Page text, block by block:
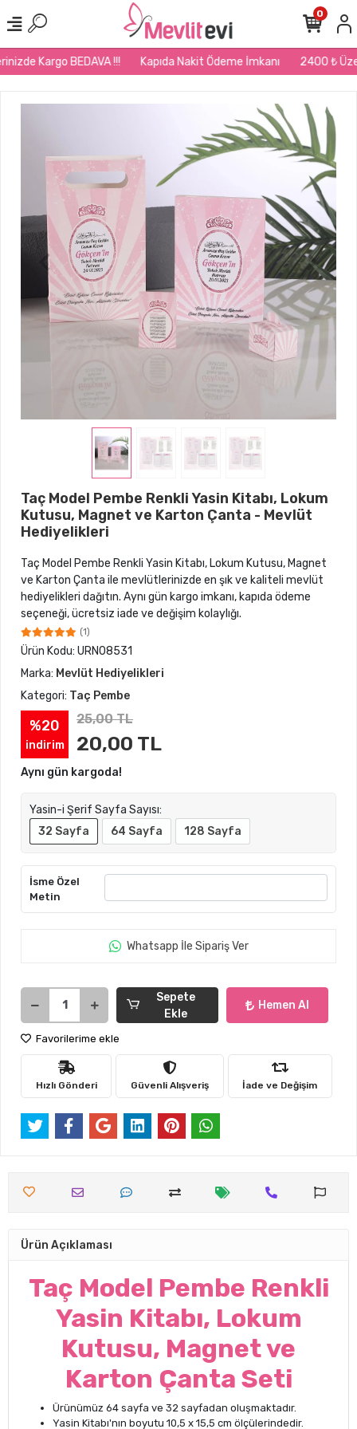
Kargo BEDAVA !!! Kapıda Nakit Ödeme İmkanı 2400 ₺
0
Taç Model Pembe Renkli Yasin Kitabı, Lokum
Kutusu, Magnet ve Karton Çanta - Mevlüt
Hediyelikleri
Taç Model Pembe Renkli Yasin Kitabı, Lokum Kutusu, Magnet
ve Karton Çanta ile mevlütlerinizde en şık ve kaliteli mevlüt
hediyelikleri dağıtın. Aynı gün kargo imkanı, kapıda ödeme
seçeneği, ücretsiz iade ve değişim kolaylığı.
(1)
Ürün Kodu: URN08531
Marka: Mevlüt Hediyelikleri
Kategori: Taç Pembe
%20
indirim
25,00 TL
20,00 TL
Aynı gün kargoda!
Yasin-i Şerif Sayfa Sayısı:
32 Sayfa
64 Sayfa 128 Sayfa
İsme Özel
Metin
Whatsapp İle Sipariş Ver
Sepete
Ekle
Hemen Al
Favorilerime ekle
Hızlı Gönderi Güvenli Alışveriş İade ve Değişim
Ürün Açıklaması
Taç Model Pembe Renkli
Yasin Kitabı, Lokum
Kutusu, Magnet ve
Karton Çanta Seti
Ürünümüz 64 sayfa ve 32 sayfadan oluşmaktadır.
Yasin Kitabı'nın boyutu 10,5 x 15,5 cm ölçülerindedir.